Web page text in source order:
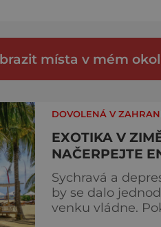
tropickými lesy
místa v mém
DOVOLENÁ V
EXOTIKA V
NAČERPEJTE
Sychravá a
by se dalo
venku vládne.